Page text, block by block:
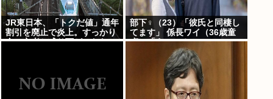
JR東日本、「トクだ値」通年
割引を廃止で炎上。すっかり
金の亡者と成り下がったな
部下♀（23）「彼氏と同棲し
てます」 係長ワイ（36歳童
貞）「えっ…？」